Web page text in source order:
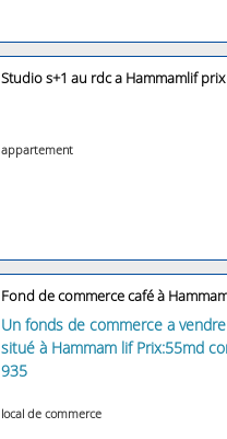
Studio s+1 au rdc a Hammamlif
appartement
Fond de commerce café à
Un fonds de commerce a
situé à Hammam lif Prix:55md
935
local de commerce